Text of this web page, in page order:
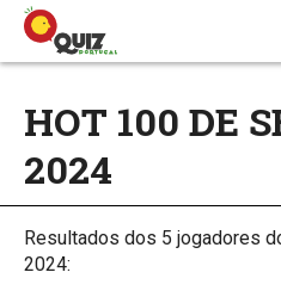
HOT 100 DE
2024
Resultados dos 5 jogadores
2024: